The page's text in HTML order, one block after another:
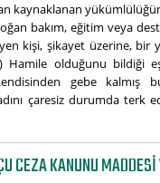
kaynaklanan
bakım, eğitim veya
kişi, şikayet üzerine, bir
Hamile olduğunu bildiği
gebe kalmış
çaresiz durumda terk
CEZA KANUNU